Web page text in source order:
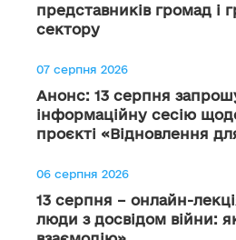
представників громад і
сектору
07 серпня 2026
Анонс: 13 серпня
інформаційну сесію
проєкті «Відновлення
06 серпня 2026
13 серпня – онлайн-
люди з досвідом війни: